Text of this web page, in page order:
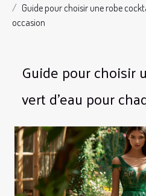
Guide pour choisir une robe
occasion
Guide pour choisir
vert d'eau pour